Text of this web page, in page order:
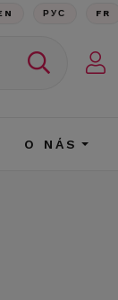
РУС FR
O NÁS